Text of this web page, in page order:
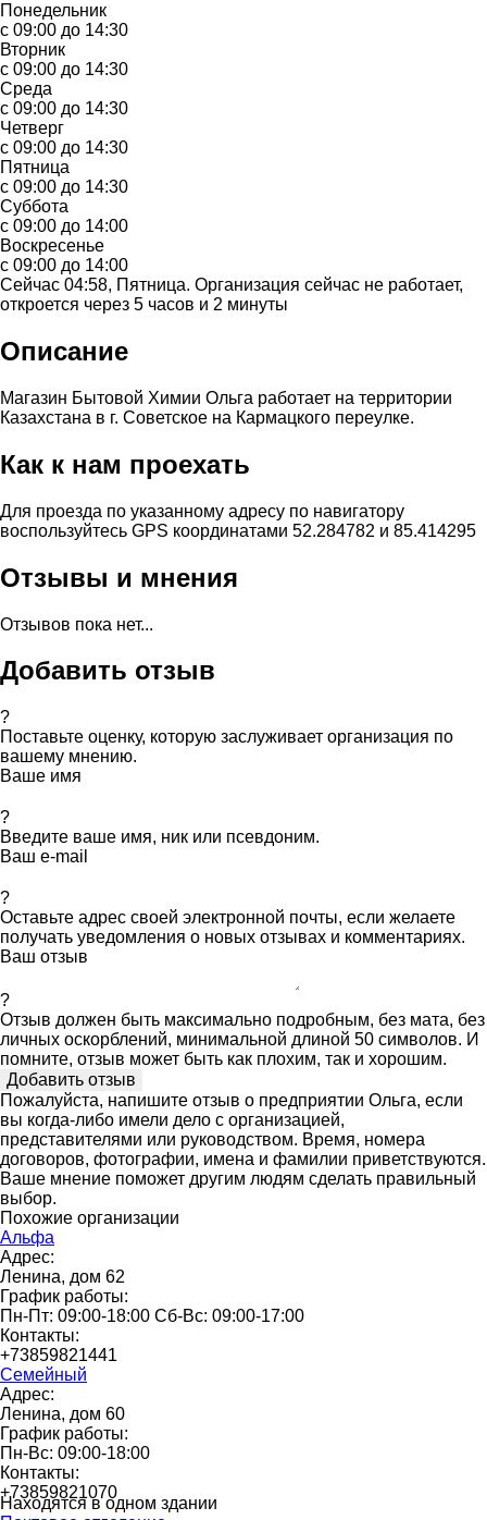
Понедельник
с 09:00 до 14:30
Вторник
с 09:00 до 14:30
Среда
с 09:00 до 14:30
Четверг
с 09:00 до 14:30
Пятница
с 09:00 до 14:30
Суббота
с 09:00 до 14:00
Воскресенье
с 09:00 до 14:00
Сейчас 04:58, Пятница. Организация сейчас не работает,
откроется через 5 часов и 2 минуты
Описание
Магазин Бытовой Химии Ольга работает на территории
Казахстана в г. Советское на Кармацкого переулке.
Как к нам проехать
Для проезда по указанному адресу по навигатору
воспользуйтесь GPS координатами 52.284782 и 85.414295
Отзывы и мнения
Отзывов пока нет...
Добавить отзыв
?
Поставьте оценку, которую заслуживает организация по
вашему мнению.
Ваше имя
?
Введите ваше имя, ник или псевдоним.
Ваш e-mail
?
Оставьте адрес своей электронной почты, если желаете
получать уведомления о новых отзывах и комментариях.
Ваш отзыв
?
Отзыв должен быть максимально подробным, без мата, без
личных оскорблений, минимальной длиной 50 символов. И
помните, отзыв может быть как плохим, так и хорошим.
Пожалуйста, напишите отзыв о предприятии Ольга, если
вы когда-либо имели дело с организацией,
представителями или руководством. Время, номера
договоров, фотографии, имена и фамилии приветствуются.
Ваше мнение поможет другим людям сделать правильный
выбор.
Похожие организации
Альфа
Адрес:
Ленина, дом 62
График работы:
Пн-Пт: 09:00-18:00 Сб-Вс: 09:00-17:00
Контакты:
+73859821441
Семейный
Адрес:
Ленина, дом 60
График работы:
Пн-Вс: 09:00-18:00
Контакты:
+73859821070
Находятся в одном здании